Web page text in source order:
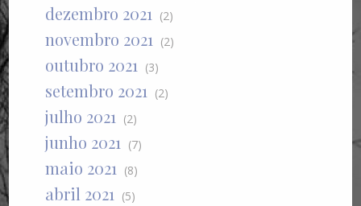
dezembro 2021 (2)
novembro 2021 (2)
outubro 2021 (3)
setembro 2021 (2)
julho 2021 (2)
junho 2021 (7)
maio 2021 (8)
abril 2021 (5)